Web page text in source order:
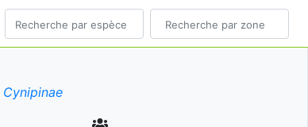
Cynipinae